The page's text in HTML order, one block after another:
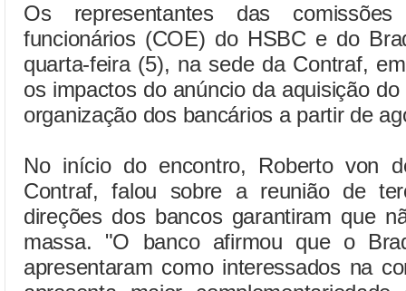
Os representantes das
funcionários (COE) do HSBC e do
quarta-feira (5), na sede da Contraf,
os impactos do anúncio da aquisição
organização dos bancários a partir de
No início do encontro, Roberto von
Contraf, falou sobre a reunião de
direções dos bancos garantiram que
massa. "O banco afirmou que o
apresentaram como interessados na